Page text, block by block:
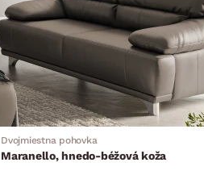
Dvojmiestna pohovka
Maranello, hnedo-béžová koža